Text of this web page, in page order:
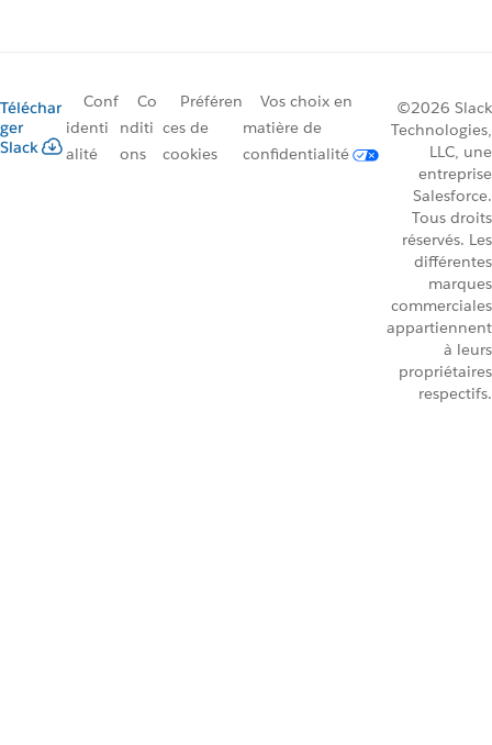
Téléchar
ger
Slack
Conf
identi
alité
Co
nditi
ons
Préféren
ces de
cookies
Vos choix en
matière de
confidentialité
©2026 Slack
Technologies,
LLC, une
entreprise
Salesforce.
Tous droits
réservés. Les
différentes
marques
commerciales
appartiennent
à leurs
propriétaires
respectifs.